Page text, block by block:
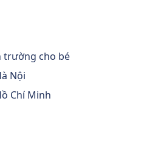
trường cho bé
Nội
Chí Minh